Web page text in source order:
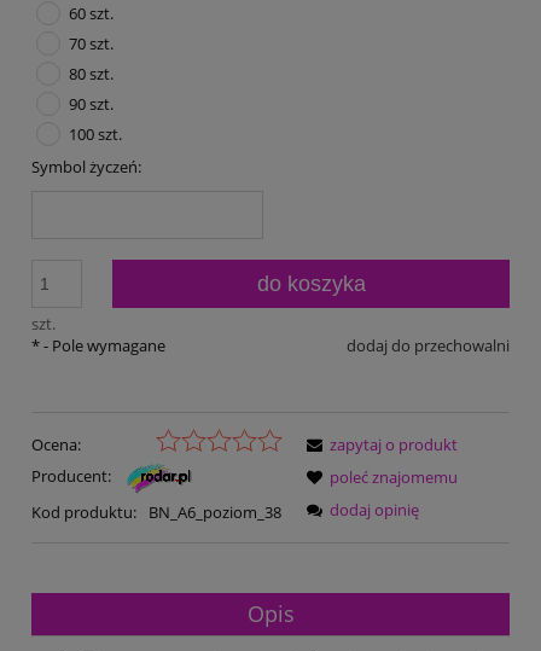
60 szt.
70 szt.
80 szt.
90 szt.
100 szt.
Symbol życzeń:
szt.
do koszyka
dodaj do przechowalni
*- Pole wymagane
Ocena:
Producent:
Kod produktu:
BN_A6_poziom_38
zapytaj o produkt
poleć znajomemu
dodaj opinię
Opis